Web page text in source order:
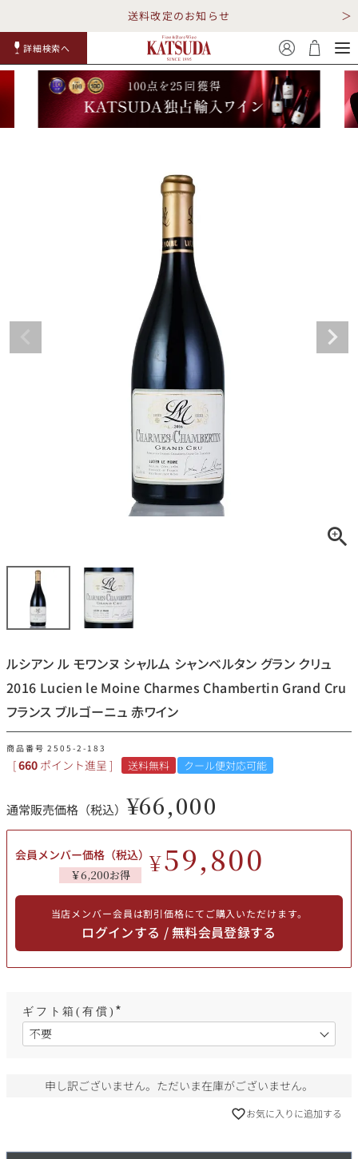
送料改定のお知らせ
詳細検索へ
白ワイ
ン ング ン
RP100
点
勝田商店について
ギフトラッピング
DRC
オーパス・ワン
スクリーミング・
イーグル
ボルドー
ローヌ
アメリカ カリフォルニア
その他
イタリア ドイツ
チリ その他国
赤ワイン
スパークリング
〜9,999円
40,000円〜79,999円
500,000円〜
お得な情報を受け取る
お問い合わせ
ルシアン ル モワンヌ シャルム シャンベルタン グラン クリュ
2016 Lucien le Moine Charmes Chambertin Grand Cru
フランス ブルゴーニュ 赤ワイン
商品番号 2505-2-183
[660 ポイント進呈 ] 送料無料 クール便対応可能
通常販売価格（税込） ¥66,000
会員メンバー価格（税込）
￥6,200お得 ¥59,800
当店メンバー会員は割引価格にてご購入いただけます。
ログインする / 無料会員登録する
ギフト箱(有償)
(
須
申し訳ございません。ただいま在庫がございません。
お気に入りに追加する